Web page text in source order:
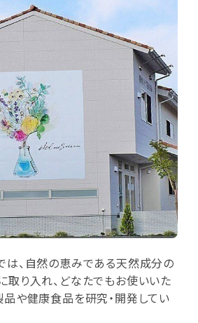
は、自然の恵みである天然成分の
り入れ、どなたでもお使いいた
や健康食品を研究・開発してい